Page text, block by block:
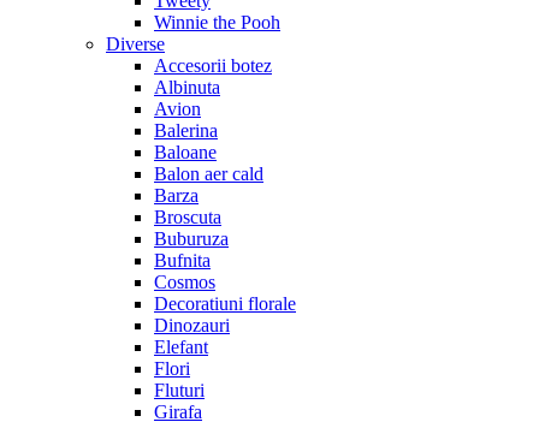
Winnie the Pooh
Diverse
Accesorii botez
Albinuta
Avion
Balerina
Baloane
Balon aer cald
Barza
Broscuta
Buburuza
Bufnita
Cosmos
Decoratiuni florale
Dinozauri
Elefant
Flori
Fluturi
Girafa